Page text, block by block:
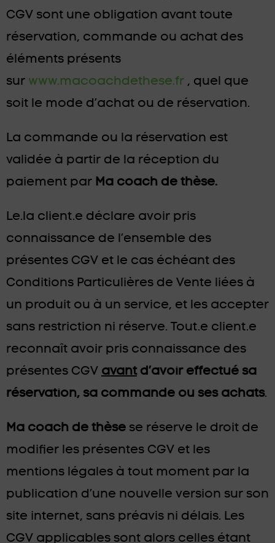
CGV sont une obligation avant toute
réservation, commande ou achat des
éléments présents
sur www.macoachdethese.fr , quel que
soit le mode d’achat ou de réservation.
La commande ou la réservation est
validée à partir de la réception du
paiement par Ma coach de thèse.
Le.la client.e déclare avoir pris
connaissance de l’ensemble des
présentes CGV et le cas échéant des
Conditions Particulières de Vente liées à
un produit ou à un service, et les accepter
sans restriction ni réserve. Tout.e client.e
reconnaît avoir pris connaissance des
présentes CGV avantd’avoir effectué sa
réservation, sa commande ou ses achats.
Ma coach de thèse se réserve le droit de
modifier les présentes CGV et les
mentions légales à tout moment par la
publication d’une nouvelle version sur son
site internet, sans préavis ni délais. Les
CGV applicables sont alors celles étant